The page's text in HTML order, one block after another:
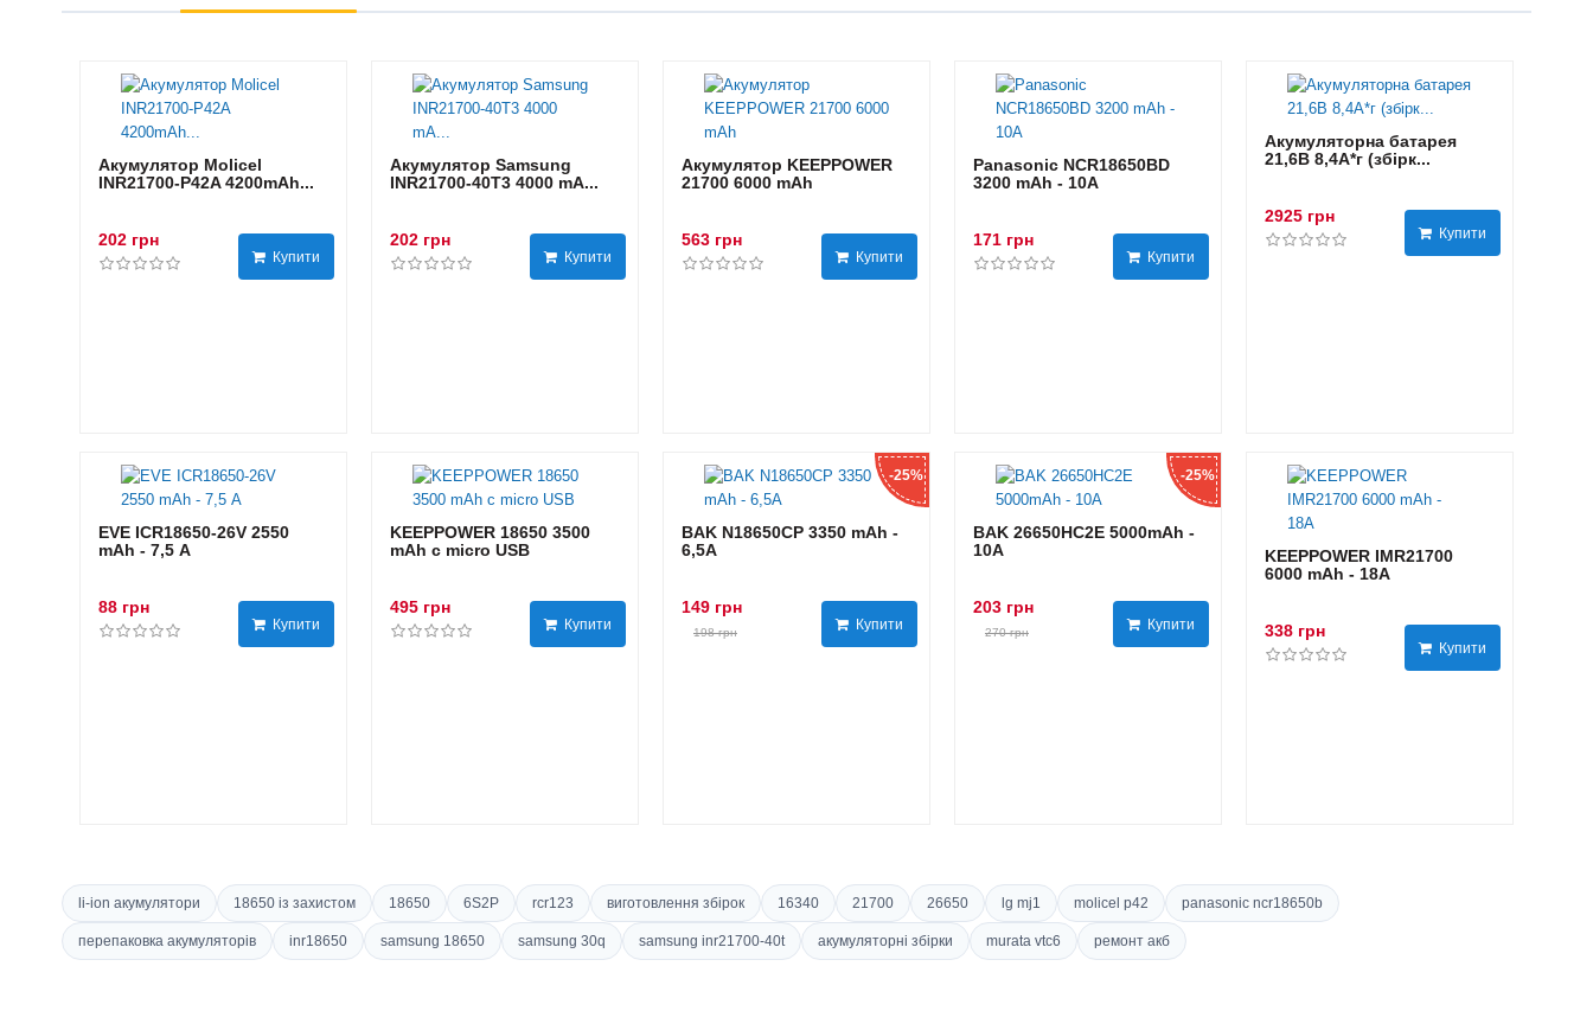
Акумулятор Molicel
INR21700-P42A 4200mAh...
202 грн
Купити
Акумулятор Samsung
INR21700-40T3 4000 mA...
202 грн
Купити
Акумулятор KEEPPOWER
21700 6000 mAh
563 грн
Купити
Panasonic NCR18650BD
3200 mAh - 10А
171 грн
Купити
Акумуляторна батарея
21,6В 8,4A*г (збірк...
2925 грн
Купити
EVE ICR18650-26V 2550
mAh - 7,5 А
88 грн
Купити
KEEPPOWER 18650 3500
mAh с micro USB
495 грн
Купити
-25%
BAK N18650CP 3350 mAh -
6,5А
149 грн
198 грн Купити
-25%
BAK 26650HC2E 5000mAh -
10А
203 грн
270 грн Купити
KEEPPOWER IMR21700
6000 mAh - 18А
338 грн
Купити
li-ion акумулятори 18650 із захистом 18650 6S2P rcr123 виготовлення збірок 16340 21700 26650 lg mj1 molicel p42 panasonic ncr18650b
перепаковка акумуляторів inr18650 samsung 18650 samsung 30q samsung inr21700-40t акумуляторні збірки murata vtc6 ремонт акб